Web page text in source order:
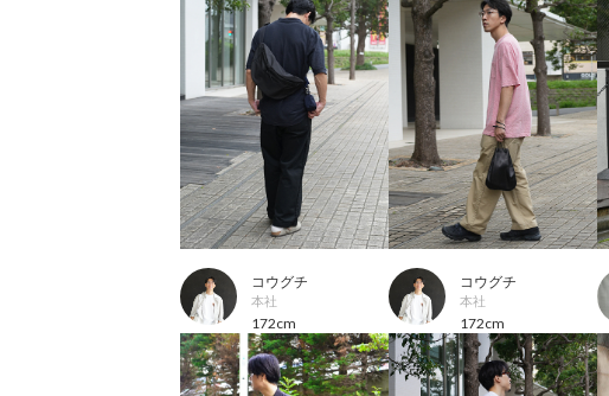
コウグチ
本社
172cm
コウグチ
本社
172cm